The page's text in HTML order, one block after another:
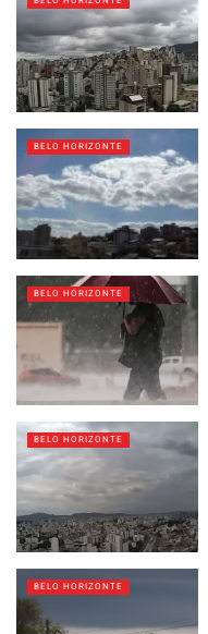
BELO HORIZONTE
BELO HORIZONTE
BELO HORIZONTE
BELO HORIZONTE